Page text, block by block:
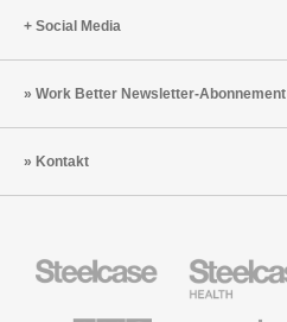
Social Media
Work Better Newsletter-Abonnement
Kontakt
Büromöbel
Health